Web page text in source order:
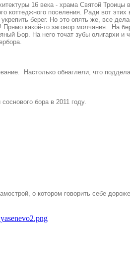
16 века - храма Святой
поселения. Ради вот
берег. Но это опять же, все
какой-то заговор молчания. На
Бор. На него точат зубы олигархи и
Настолько обнаглели, что
бора в 2011 году.
о котором говорить себе